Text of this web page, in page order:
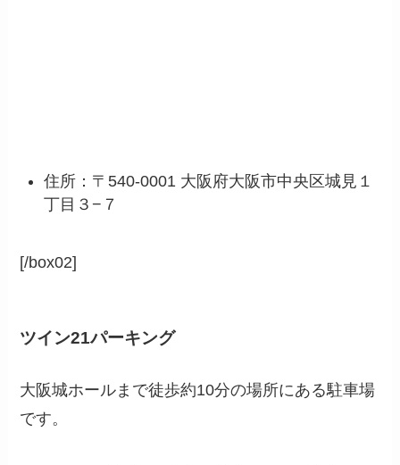
住所：〒540-0001 大阪府大阪市中央区城見１
丁目３−７
[/box02]
ツイン21パーキング
大阪城ホールまで徒歩約10分の場所にある駐車場
です。